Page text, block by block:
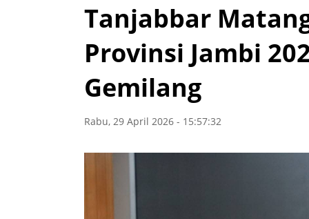
Tanjabbar
Provinsi Jambi
Gemilang
Rabu, 29 April 2026 - 15:57:32